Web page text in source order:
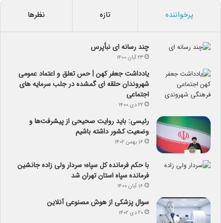
پرخواننده تازه نظرها
چند رسانه ای نبأپرس
۲۳ آبان ۱۴۰۰
یادداشت جعفر کهن | حس تعلق و اعتماد عمومی
شهروندان حلقه ای گمشده در جلب سرمایه های
اجتماعی
۲۲ دی ۱۴۰۰
رئیسی: باید روایت صحیحی از پیشرفت‌ها و
وضعیت کشور داشته باشیم
۱۶ بهمن ۱۴۰۲
با حکم فرمانده کل سپاه؛ سردار ولی زاده جانشین
فرمانده سپاه استان تهران شد
۱۶ آبان ۱۴۰۰
سوال پزشکی از هوش مصنوعی آنلاین
۲۰ دی ۱۴۰۲